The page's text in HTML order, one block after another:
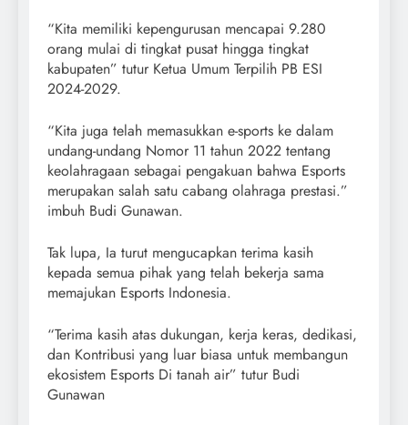
“Kita memiliki kepengurusan mencapai 9.280
orang mulai di tingkat pusat hingga tingkat
kabupaten” tutur Ketua Umum Terpilih PB ESI
2024-2029.
“Kita juga telah memasukkan e-sports ke dalam
undang-undang Nomor 11 tahun 2022 tentang
keolahragaan sebagai pengakuan bahwa Esports
merupakan salah satu cabang olahraga prestasi.”
imbuh Budi Gunawan.
Tak lupa, Ia turut mengucapkan terima kasih
kepada semua pihak yang telah bekerja sama
memajukan Esports Indonesia.
“Terima kasih atas dukungan, kerja keras, dedikasi,
dan Kontribusi yang luar biasa untuk membangun
ekosistem Esports Di tanah air” tutur Budi
Gunawan